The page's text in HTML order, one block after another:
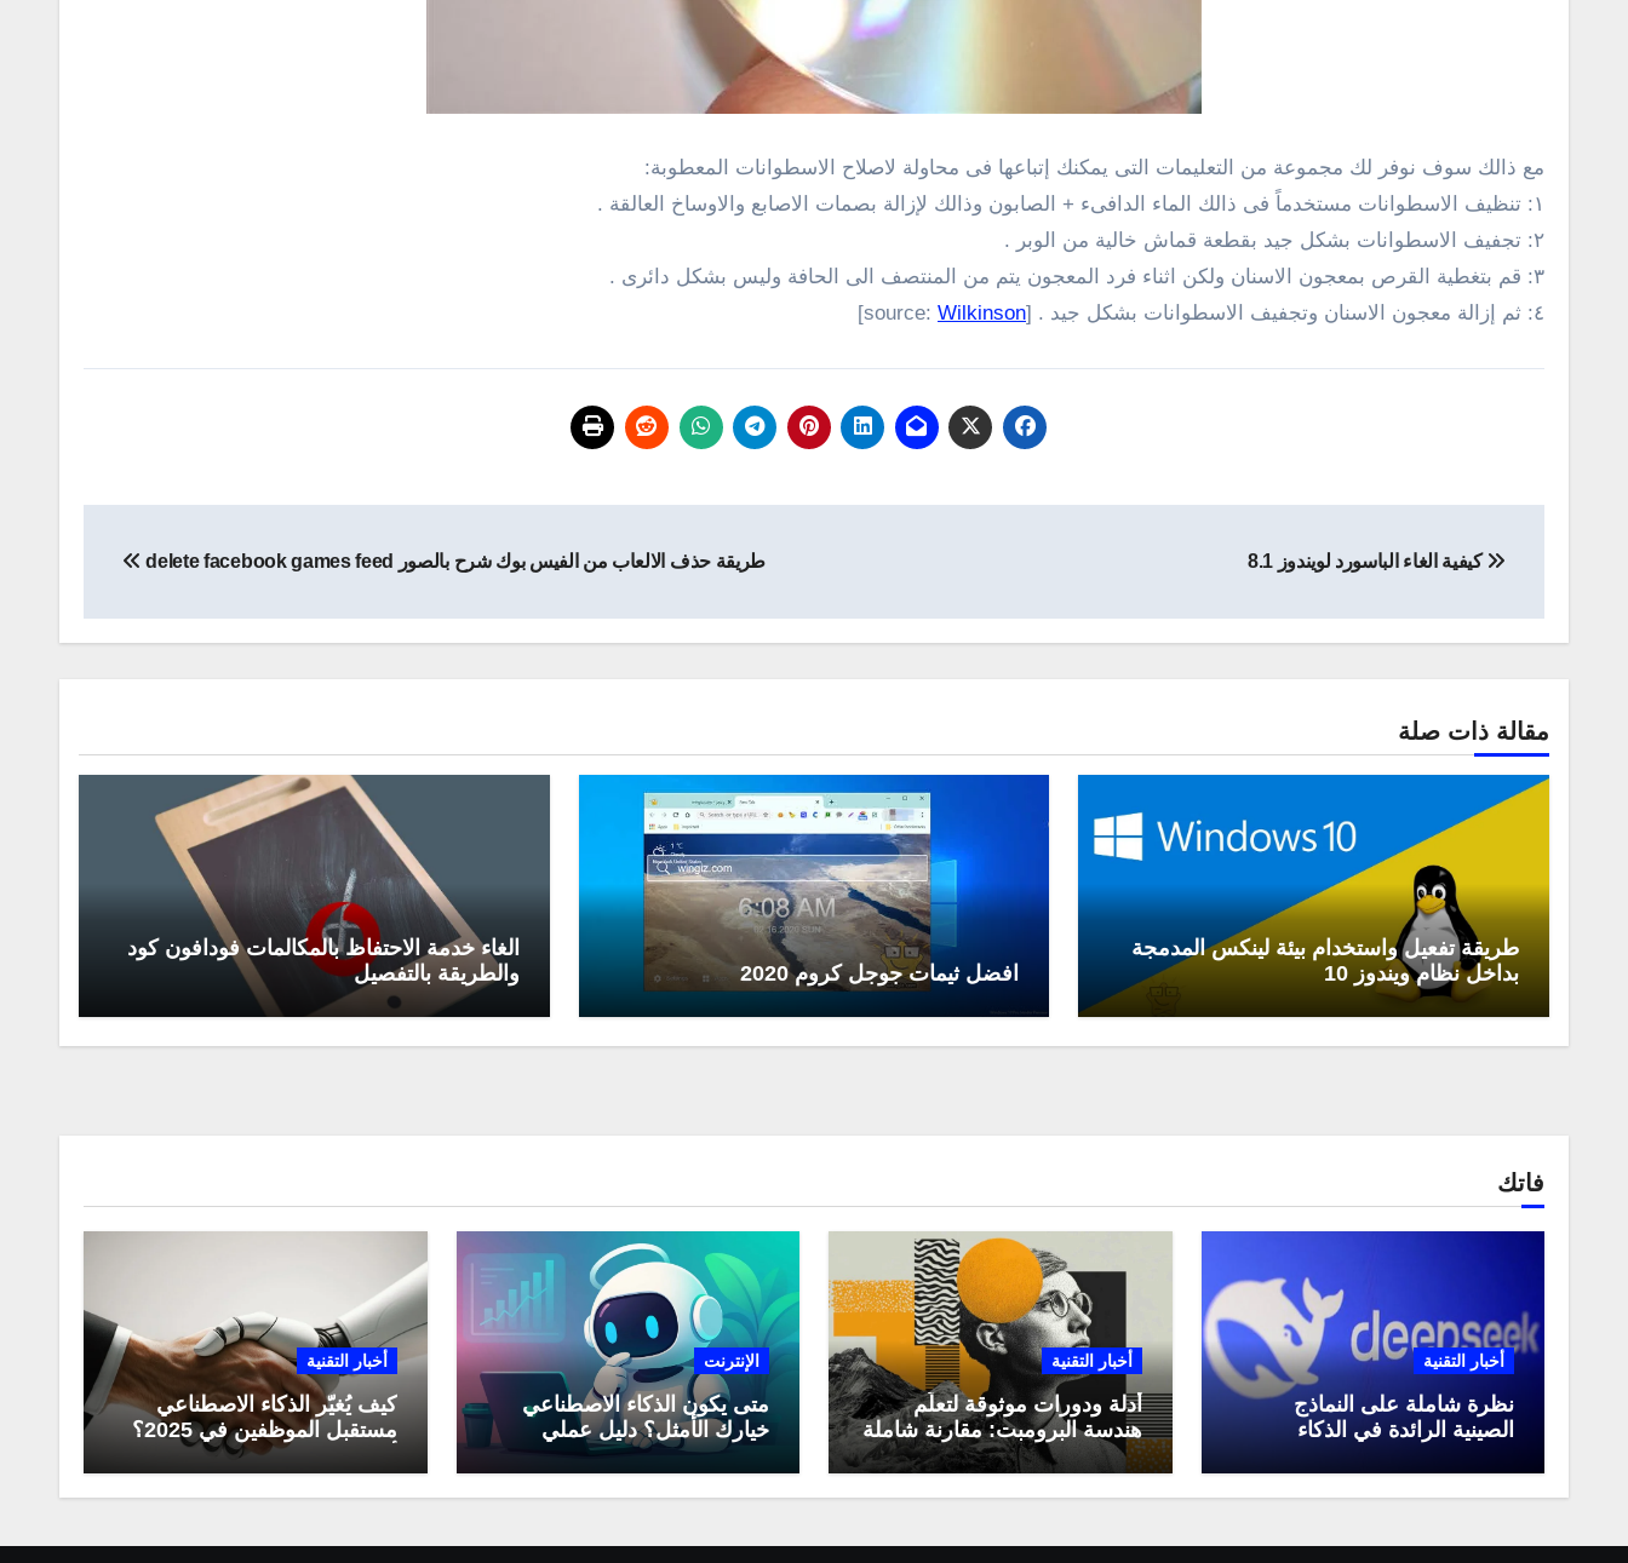
مع ذالك سوف نوفر لك مجموعة من التعليمات التى يمكنك إتباعها فى محاولة لاصلاح الاسطوانات المعطوبة:
١: تنظيف الاسطوانات مستخدماً فى ذالك الماء الدافىء + الصابون وذالك لإزالة بصمات الاصابع والاوساخ العالقة .
٢: تجفيف الاسطوانات بشكل جيد بقطعة قماش خالية من الوبر .
٣: قم بتغطية القرص بمعجون الاسنان ولكن اثناء فرد المعجون يتم من المنتصف الى الحافة وليس بشكل دائرى .
٤: ثم إزالة معجون الاسنان وتجفيف الاسطوانات بشكل جيد . [source:
Wilkinson
]
المقالات
كيفية الغاء الباسورد لويندوز 8.1 طريقة حذف الالعاب من الفيس بوك شرح بالصور delete facebook games feed
مقالة ذات صلة
طريقة تفعيل واستخدام بيئة لينكس المدمجة
بداخل نظام ويندوز 10
افضل ثيمات جوجل كروم 2020
الغاء خدمة الاحتفاظ بالمكالمات فودافون كود
والطريقة بالتفصيل
فاتك
أخبار التقنية
نظرة شاملة على النماذج
الصينية الرائدة في الذكاء
وكيف تستفيد منها في عام
2025
أخبار التقنية
أدلة ودورات موثوقة لتعلّم
هندسة البرومبت: مقارنة شاملة
لعام 2025
الإنترنت
متى يكون الذكاء الاصطناعي
خيارك الأمثل؟ دليل عملي
لاستخدامه في العمل اليومي
أخبار التقنية
كيف يُغيّر الذكاء الاصطناعي
مستقبل الموظفين في 2025؟
أبرز التحولات المهنية